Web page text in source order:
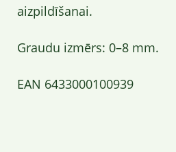
aizpildīšanai.
Graudu izmērs: 0–8 mm.
EAN 6433000100939